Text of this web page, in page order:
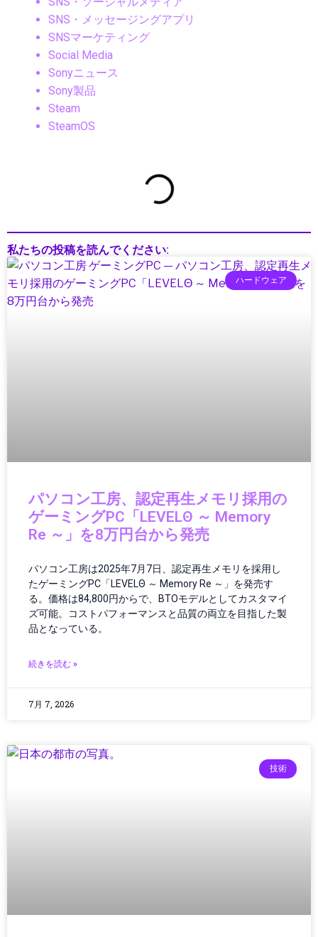
SNS・メッセージングアプリ
SNSマーケティング
Social Media
Sonyニュース
Sony製品
Steam
SteamOS
UAV LiDAR
UX
UX改善
Valve製品
VR／XRアクセサリー
アシアター, ホームシアターガジェット, ワイヤ
Xiaomi（シャオミ）
XRデバイス
アウトドアガジェット
アクセサリー
アニメ・マンガ
イヤホン・ヘッドホン
インターネット
インターネットトレンド
インフラ
インフラ/都市設計
私たちの投稿を読んでください:
ハードウェア
パソコン工房、認定再生メモリ採用の
ゲーミングPC「LEVELΘ ～ Memory
Re ～」を8万円台から発売
パソコン工房は2025年7月7日、認定再生メモリを採用し
たゲーミングPC「LEVELΘ ～ Memory Re ～」を発売す
る。価格は84,800円からで、BTOモデルとしてカスタマイ
ズ可能。コストパフォーマンスと品質の両立を目指した製
品となっている。
続きを読む »
7月 7, 2026
技術